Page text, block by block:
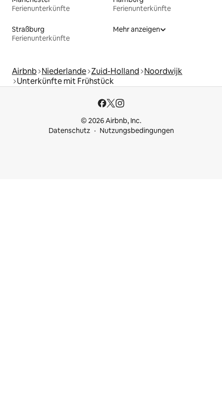
Ferienunterkünfte
Ferienunterkünfte
Straßburg
Ferienunterkünfte
Mehr anzeigen
Airbnb Niederlande Zuid-Holland Noordwijk
Unterkünfte mit Frühstück
© 2026 Airbnb, Inc.
Datenschutz
Nutzungsbedingungen